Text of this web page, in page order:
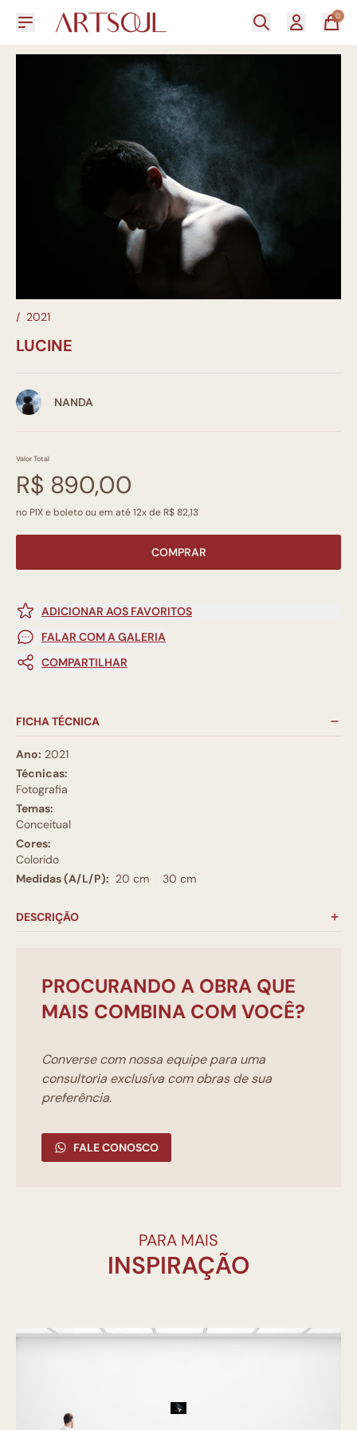
0
/ 2021
LUCINE
NANDA
Valor Total
R$ 890,00
no PIX e boleto ou em até 12x de R$ 82,13
COMPRAR
ADICIONAR AOS FAVORITOS
FALAR COM A GALERIA
COMPARTILHAR
FICHA TÉCNICA
Ano: 2021
Técnicas:
Fotografia
Temas:
Conceitual
Cores:
Colorido
Medidas (A/L/P): 20 cm 30 cm
DESCRIÇÃO
PROCURANDO A OBRA QUE
MAIS COMBINA COM VOCÊ?
Converse com nossa equipe para uma
consultoria exclusíva com obras de sua
preferência.
FALE CONOSCO
PARA MAIS
INSPIRAÇÃO